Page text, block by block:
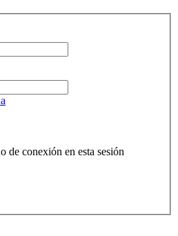
de conexión en esta sesión